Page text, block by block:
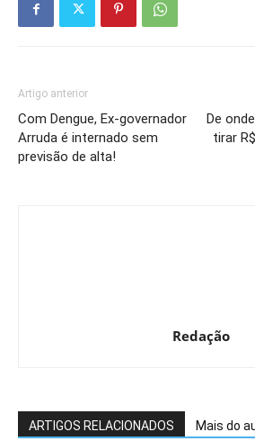
Artigo anterior
Com Dengue, Ex-governador
Arruda é internado sem
previsão de alta!
De
tirar
Redação
ARTIGOS RELACIONADOS Mais do